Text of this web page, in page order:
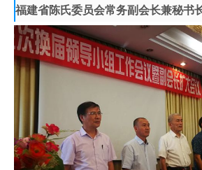
福建省陈氏委员会常务副会长兼秘书